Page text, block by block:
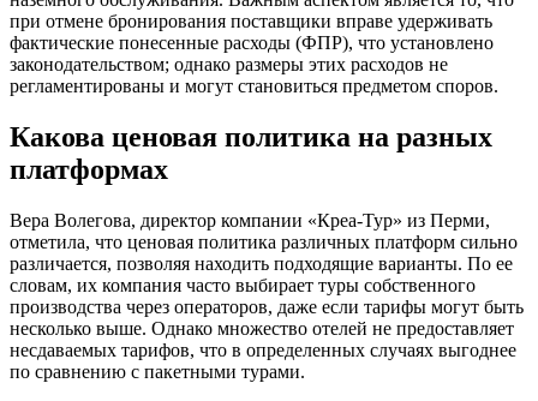
при отмене бронирования поставщики вправе удерживать
фактические понесенные расходы (ФПР), что установлено
законодательством; однако размеры этих расходов не
регламентированы и могут становиться предметом споров.
Какова ценовая политика на разных
платформах
Вера Волегова, директор компании «Креа-Тур» из Перми,
отметила, что ценовая политика различных платформ сильно
различается, позволяя находить подходящие варианты. По ее
словам, их компания часто выбирает туры собственного
производства через операторов, даже если тарифы могут быть
несколько выше. Однако множество отелей не предоставляет
несдаваемых тарифов, что в определенных случаях выгоднее
по сравнению с пакетными турами.